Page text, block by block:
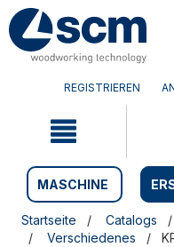
Zum
Inhalt
springen
Zum
Navigationsmen�
springen
REGISTRIEREN
MASCHINE
Startseite Catalogs
Verschiedenes